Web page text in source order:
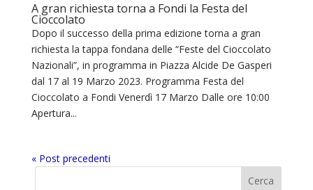
A gran richiesta torna a Fondi la Festa del
Cioccolato
Dopo il successo della prima edizione torna a gran
richiesta la tappa fondana delle “Feste del Cioccolato
Nazionali”, in programma in Piazza Alcide De Gasperi
dal 17 al 19 Marzo 2023. Programma Festa del
Cioccolato a Fondi Venerdì 17 Marzo Dalle ore 10:00
Apertura...
« Post precedenti